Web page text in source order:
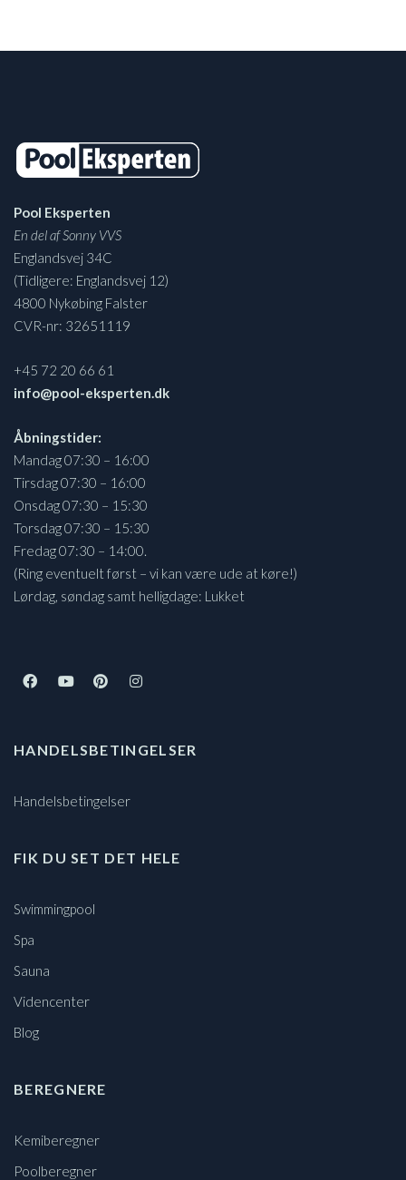
Pool Eksperten
En del af Sonny VVS
Englandsvej 34C
(Tidligere: Englandsvej 12)
4800 Nykøbing Falster
CVR-nr: 32651119
+45 72 20 66 61
info@pool-eksperten.dk
Åbningstider:
Mandag 07:30 – 16:00
Tirsdag 07:30 – 16:00
Onsdag 07:30 – 15:30
Torsdag 07:30 – 15:30
Fredag 07:30 – 14:00.
(Ring eventuelt først – vi kan være ude at køre!)
Lørdag, søndag samt helligdage: Lukket
HANDELSBETINGELSER
Handelsbetingelser
FIK DU SET DET HELE
Swimmingpool
Spa
Sauna
Videncenter
Blog
BEREGNERE
Kemiberegner
Poolberegner